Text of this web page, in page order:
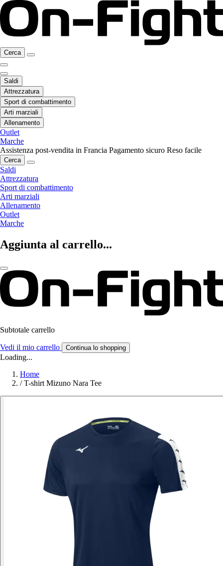
Cerca
Saldi
Attrezzatura
Sport di combattimento
Arti marziali
Allenamento
Outlet
Marche
Assistenza post-vendita in Francia Pagamento sicuro Reso facile
Cerca
Saldi
Attrezzatura
Sport di combattimento
Arti marziali
Allenamento
Outlet
Marche
Aggiunta al carrello...
Subtotale carrello
Vedi il mio carrello Continua lo shopping
Loading...
Home
/ T-shirt Mizuno Nara Tee